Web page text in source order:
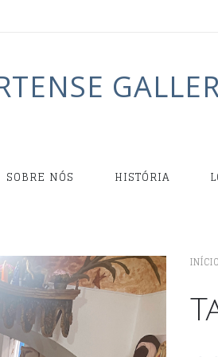
SOBRE NÓS HISTÓRIA
INÍCIO